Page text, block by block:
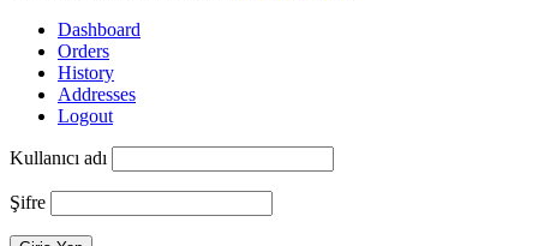
Dashboard
Orders
History
Addresses
Logout
Kullanıcı adı
Şifre